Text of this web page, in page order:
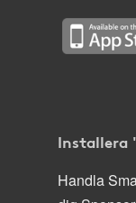
Installera
Handla